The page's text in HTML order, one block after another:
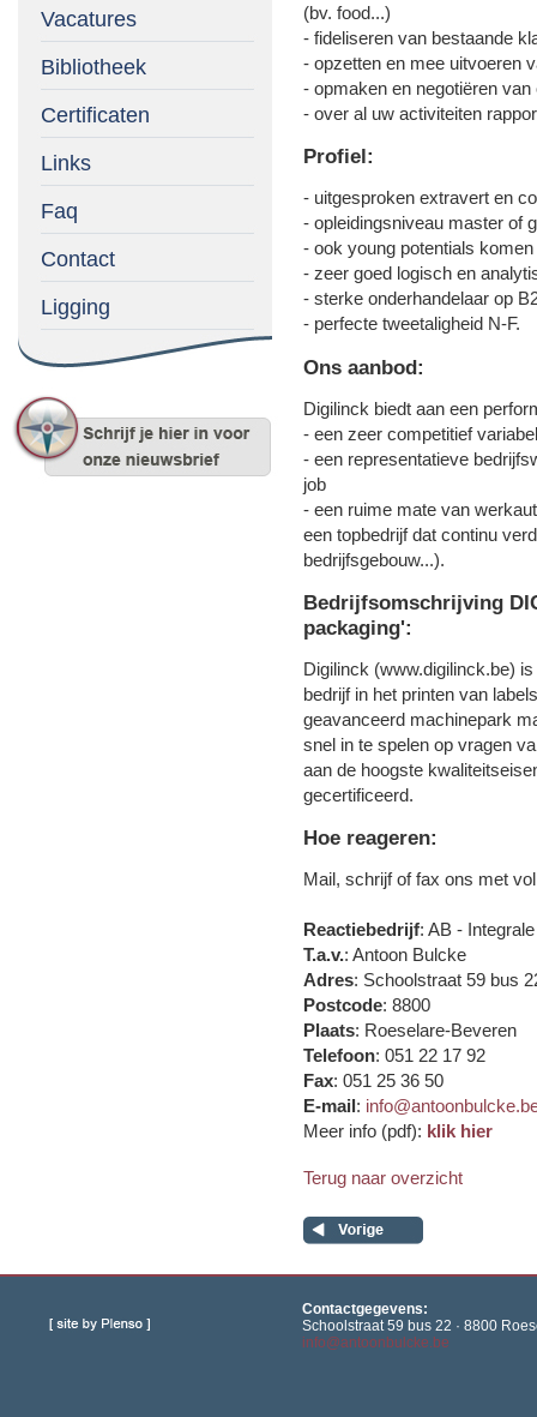
Vacatures
Bibliotheek
Certificaten
Links
Faq
Contact
Ligging
(bv. food...)
- fideliseren van bestaande
- opzetten en mee uitvoeren
- opmaken en negotiëren
- over al uw activiteiten
Profiel:
- uitgesproken extravert en
- opleidingsniveau master of
- ook young potentials
- zeer goed logisch en
- sterke onderhandelaar op
- perfecte tweetaligheid N-F.
Ons aanbod:
Digilinck biedt aan een
- een zeer competitief
- een representatieve
job
- een ruime mate van
een topbedrijf dat continu
bedrijfsgebouw...).
Bedrijfsomschrijving
packaging':
Digilinck (www.digilinck.be)
bedrijf in het printen van
geavanceerd machinepark
snel in te spelen op vragen
aan de hoogste
gecertificeerd.
Hoe reageren:
Mail, schrijf of fax ons met
Reactiebedrijf: AB -
T.a.v.: Antoon Bulcke
Adres: Schoolstraat 59 bus
Postcode: 8800
Plaats: Roeselare-Beveren
Telefoon: 051 22 17 92
Fax: 051 25 36 50
E-mail :
Meer info (pdf): klik hier
Terug naar overzicht
Contactgegevens:
Schoolstraat 59 bus 22 · 8800
info@antoonbulcke.be